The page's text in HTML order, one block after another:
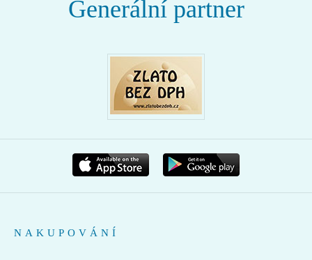
Generální partner
NAKUPOVÁNÍ